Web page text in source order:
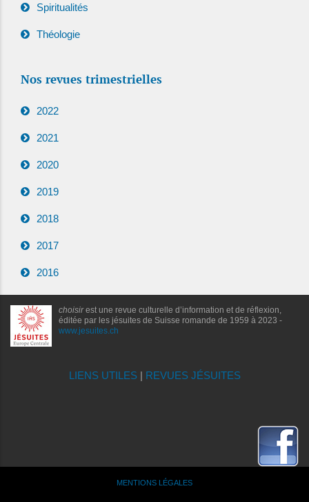
Spiritualités
Théologie
Nos revues trimestrielles
2022
2021
2020
2019
2018
2017
2016
choisirest une revue culturelle d’information et de réflexion,
éditée par les jésuites de Suisse romande de 1959 à 2023 -
www.jesuites.ch
LIENS UTILES| REVUES JÉSUITES
MENTIONS LÉGALES